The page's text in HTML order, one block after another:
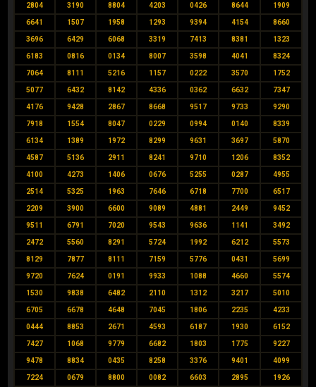
2804 3190 8804 4203 0426 8644 1909
6641 1507 1958 1293 9394 4154 8660
3696 6429 6068 3319 7413 8381 1323
6183 0816 0134 8007 3598 4041 8324
7064 8111 5216 1157 0222 3570 1752
5077 6432 8142 4336 0362 6632 7347
4176 9428 2867 8668 9517 9733 9290
7918 1554 8047 0229 0994 0140 8339
6134 1389 1972 8299 9631 3697 5870
4587 5136 2911 8241 9710 1206 8352
4100 4273 1406 0676 5255 0287 4955
2514 5325 1963 7646 6718 7700 6517
2209 3900 6600 9089 4881 2449 9452
9511 6791 7020 9543 9636 1141 3492
2472 5560 8291 5724 1992 6212 5573
8129 7877 8111 7159 5776 0431 5699
9720 7624 0191 9933 1088 4660 5574
1530 9838 6482 2110 1312 3217 5010
6705 6678 4648 7045 1806 2235 4233
0444 8853 2671 4593 6187 1930 6152
7427 1068 9779 6682 1803 1775 9227
9478 8834 0435 8258 3376 9401 4099
7224 0679 8800 0082 6603 2895 1926